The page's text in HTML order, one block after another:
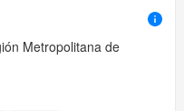
Metropolitana de